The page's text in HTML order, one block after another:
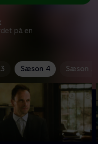
på en
Sæson 4 Sæson 5